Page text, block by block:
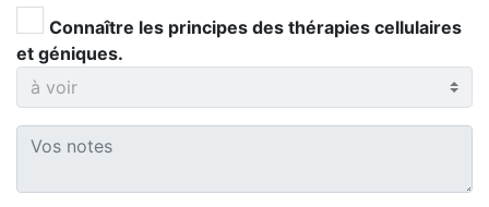
Connaître les principes des thérapies cellulaires
et géniques.